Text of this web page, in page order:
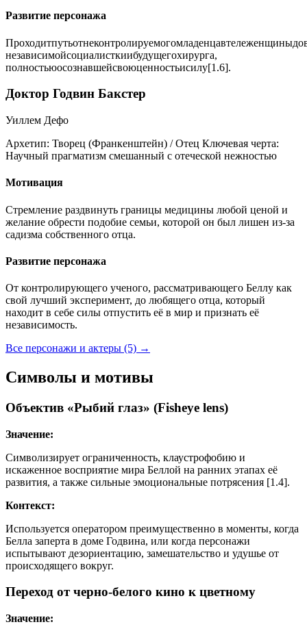
Развитие персонажа
независимойсоциалисткиибудущегохирурга,
полностьюосознавшейсвоюценностьисилу[1.6].
Доктор Годвин Бакстер
Уиллем Дефо
Архетип: Творец (Франкенштейн) / Отец Ключевая черта:
Научный прагматизм смешанный с отеческой нежностью
Мотивация
Стремление раздвинуть границы медицины любой ценой и
желание обрести подобие семьи, которой он был лишен из-за
садизма собственного отца.
Развитие персонажа
От контролирующего ученого, рассматривающего Беллу как
свой лучший эксперимент, до любящего отца, который
находит в себе силы отпустить её в мир и признать её
независимость.
Все персонажи и актеры (5) →
Символы и мотивы
Объектив «Рыбий глаз» (Fisheye lens)
Значение:
Символизирует ограниченность, клаустрофобию и
искаженное восприятие мира Беллой на ранних этапах её
развития, а также сильные эмоциональные потрясения [1.4].
Контекст:
Используется оператором преимущественно в моменты, когда
Белла заперта в доме Годвина, или когда персонажи
испытывают дезориентацию, замешательство и удушье от
происходящего вокруг.
Переход от черно-белого кино к цветному
Значение: